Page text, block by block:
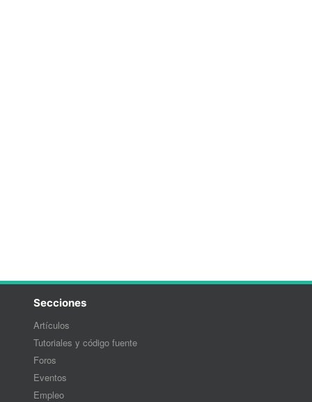
Secciones
Artículos
Tutoriales y código fuente
Foros
Eventos
Empleo